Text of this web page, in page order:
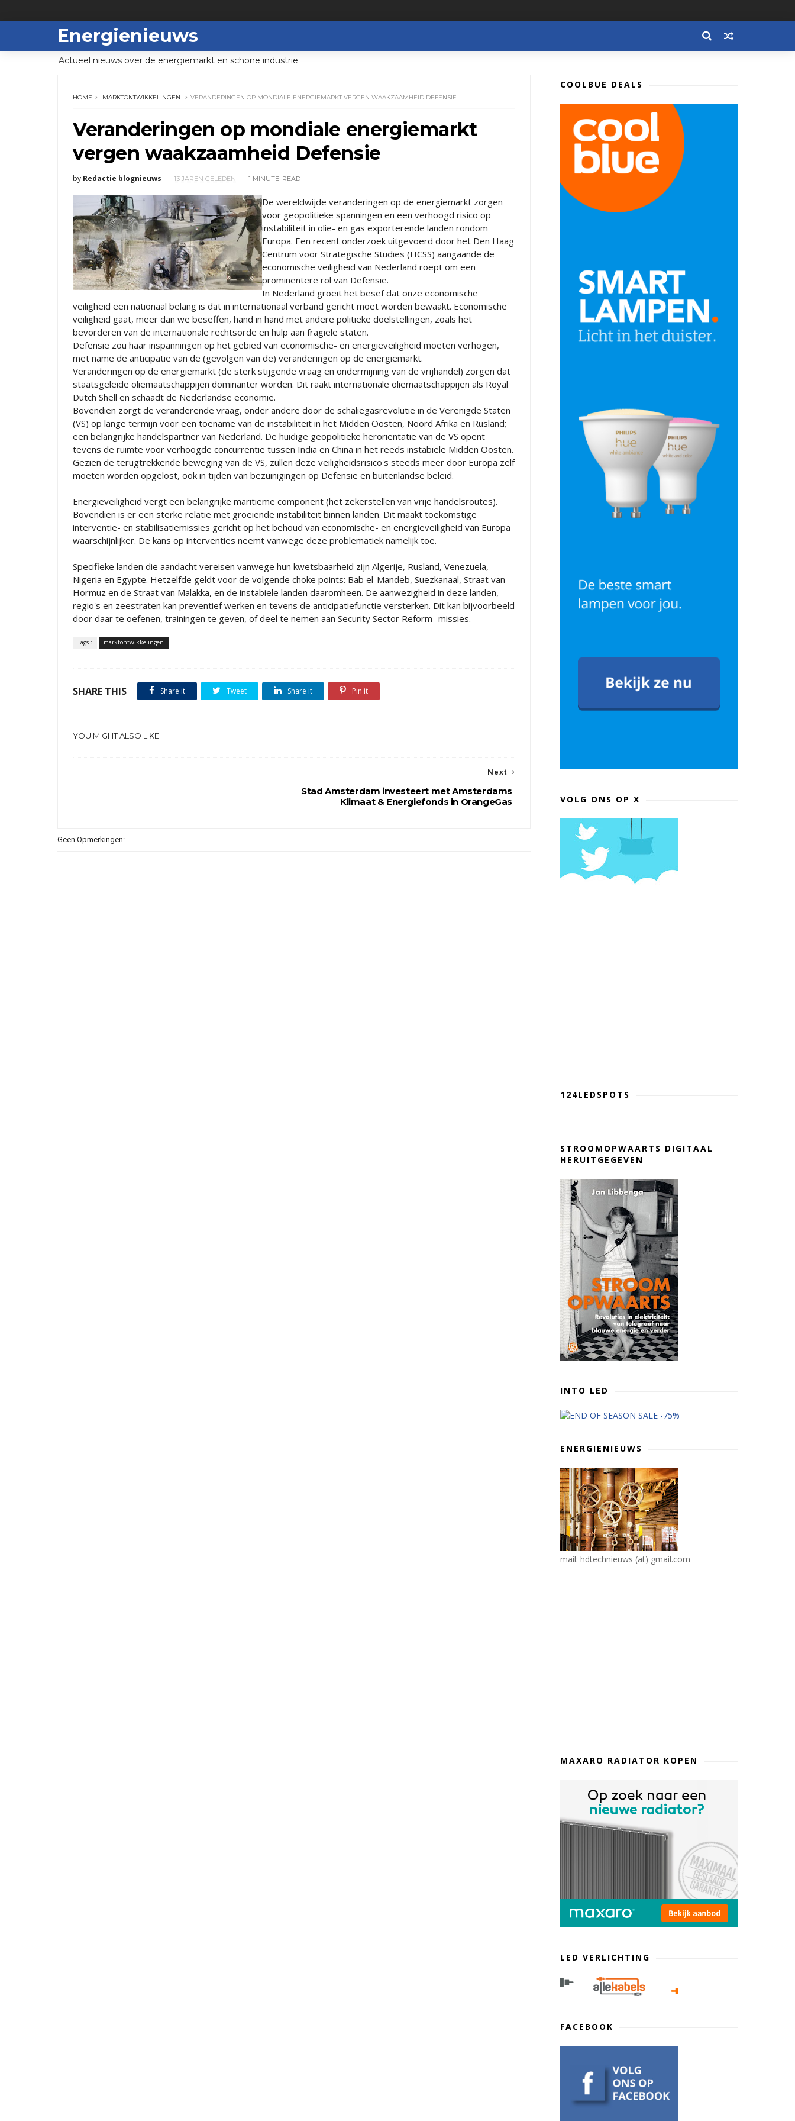
Energienieuws
Actueel nieuws over de energiemarkt en schone industrie
HOME MARKTONTWIKKELINGEN VERANDERINGEN OP MONDIALE ENERGIEMARKT VERGEN WAAKZAAMHEID DEFENSIE
Veranderingen op mondiale energiemarkt
vergen waakzaamheid Defensie
by Redactie blognieuws 13 JAREN GELEDEN 1 MINUTE READ
De wereldwijde veranderingen op de energiemarkt zorgen
voor geopolitieke spanningen en een verhoogd risico op
instabiliteit in olie- en gas exporterende landen rondom
Europa. Een recent onderzoek uitgevoerd door het Den Haag
Centrum voor Strategische Studies (HCSS) aangaande de
economische veiligheid van Nederland roept om een
prominentere rol van Defensie.
In Nederland groeit het besef dat onze economische
veiligheid een nationaal belang is dat in internationaal verband gericht moet worden bewaakt. Economische
veiligheid gaat, meer dan we beseffen, hand in hand met andere politieke doelstellingen, zoals het
bevorderen van de internationale rechtsorde en hulp aan fragiele staten.
Defensie zou haar inspanningen op het gebied van economische- en energieveiligheid moeten verhogen,
met name de anticipatie van de (gevolgen van de) veranderingen op de energiemarkt.
Veranderingen op de energiemarkt (de sterk stijgende vraag en ondermijning van de vrijhandel) zorgen dat
staatsgeleide oliemaatschappijen dominanter worden. Dit raakt internationale oliemaatschappijen als Royal
Dutch Shell en schaadt de Nederlandse economie.
Bovendien zorgt de veranderende vraag, onder andere door de schaliegasrevolutie in de Verenigde Staten
(VS) op lange termijn voor een toename van de instabiliteit in het Midden Oosten, Noord Afrika en Rusland;
een belangrijke handelspartner van Nederland. De huidige geopolitieke heroriëntatie van de VS opent
tevens de ruimte voor verhoogde concurrentie tussen India en China in het reeds instabiele Midden Oosten.
Gezien de terugtrekkende beweging van de VS, zullen deze veiligheidsrisico's steeds meer door Europa zelf
moeten worden opgelost, ook in tijden van bezuinigingen op Defensie en buitenlandse beleid.
Energieveiligheid vergt een belangrijke maritieme component (het zekerstellen van vrije handelsroutes).
Bovendien is er een sterke relatie met groeiende instabiliteit binnen landen. Dit maakt toekomstige
interventie- en stabilisatiemissies gericht op het behoud van economische- en energieveiligheid van Europa
waarschijnlijker. De kans op interventies neemt vanwege deze problematiek namelijk toe.
Specifieke landen die aandacht vereisen vanwege hun kwetsbaarheid zijn Algerije, Rusland, Venezuela,
Nigeria en Egypte. Hetzelfde geldt voor de volgende choke points: Bab el-Mandeb, Suezkanaal, Straat van
Hormuz en de Straat van Malakka, en de instabiele landen daaromheen. De aanwezigheid in deze landen,
regio's en zeestraten kan preventief werken en tevens de anticipatiefunctie versterken. Dit kan bijvoorbeeld
door daar te oefenen, trainingen te geven, of deel te nemen aan Security Sector Reform -missies.
Tags : marktontwikkelingen
SHARE THIS Share it Tweet Share it Pin it
YOU MIGHT ALSO LIKE
Next
Stad Amsterdam investeert met Amsterdams
Klimaat & Energiefonds in OrangeGas
Geen Opmerkingen:
COOLBUE DEALS
VOLG ONS OP X
124LEDSPOTS
STROOMOPWAARTS DIGITAAL
HERUITGEGEVEN
INTO LED
ENERGIENIEUWS
mail: hdtechnieuws (at) gmail.com
MAXARO RADIATOR KOPEN
LED VERLICHTING
FACEBOOK